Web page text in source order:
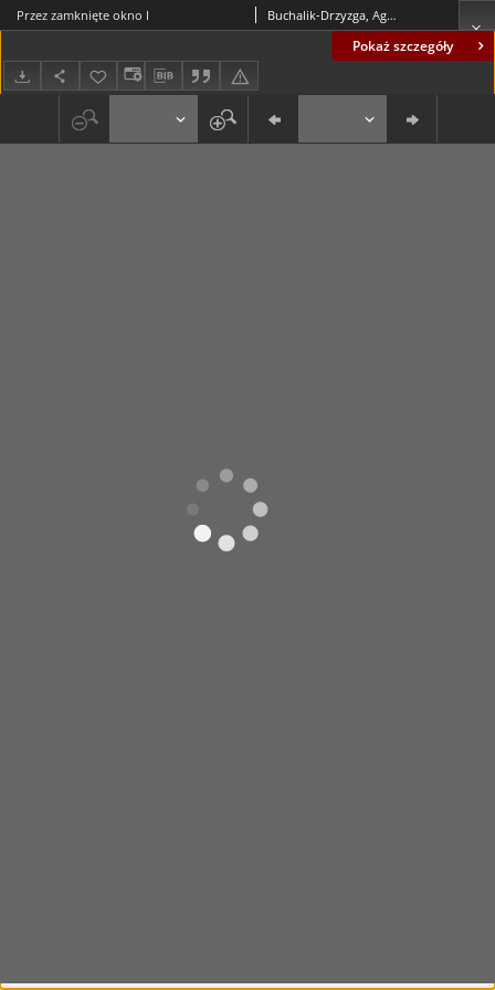
Pokaż szczegóły
Przez zamknięte okno I Buchalik-Drzyzga, Agata (1943- )